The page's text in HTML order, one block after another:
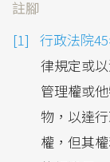
註腳
行政法院
律規定或
管理權或
物，以達
權，但其